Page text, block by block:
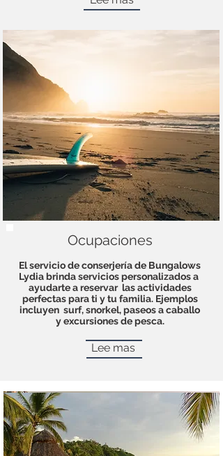
Ocupaciones
El servicio de conserjería de Bungalows
Lydia brinda servicios personalizados a
ayudarte a reservar las actividades
perfectas para ti y tu familia. Ejemplos
incluyen surf, snorkel, paseos a caballo
y excursiones de pesca.
Lee mas